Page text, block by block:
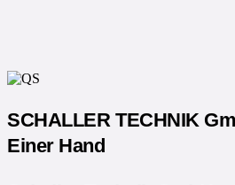
SCHALLER TECHNIK
Einer Hand